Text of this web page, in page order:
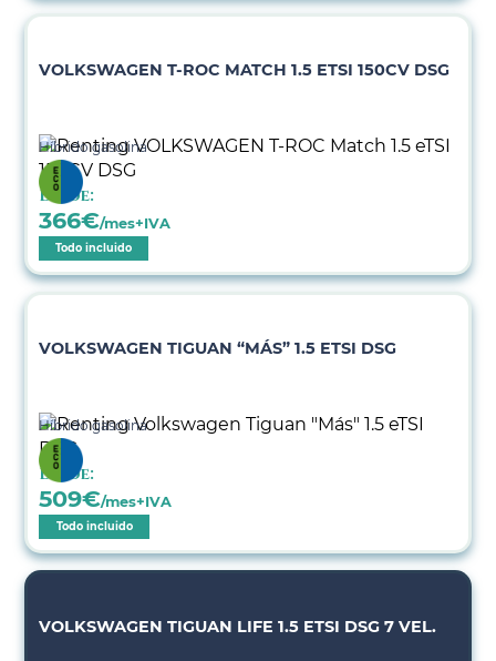
VOLKSWAGEN T-ROC MATCH 1.5 ETSI 150CV DSG
Híbrido gasolina
Desde:
366€/mes+IVA
Todo incluido
VOLKSWAGEN TIGUAN “MÁS” 1.5 ETSI DSG
Híbrido gasolina
Desde:
509€/mes+IVA
Todo incluido
VOLKSWAGEN TIGUAN LIFE 1.5 ETSI DSG 7 VEL.